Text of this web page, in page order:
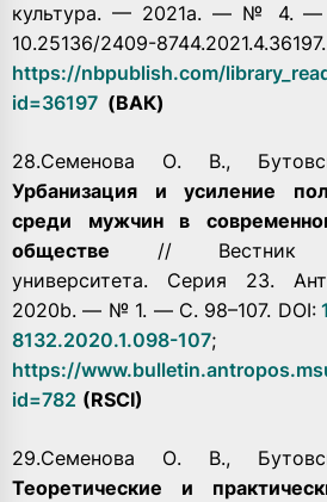
культура. — 2021a. — № 4. —
10.25136/2409-
https://nbpublish.com/
id=36197 (ВАК)
28.Семенова О. В.,
Урбанизация и усиление
среди мужчин в
обществе // Вестник
университета. Серия 23.
2020b. — № 1. — С. 98–107. DOI:
8132.2020.1.098-107;
https://
id=782 (RSCI)
29.Семенова О. В.,
Теоретические и